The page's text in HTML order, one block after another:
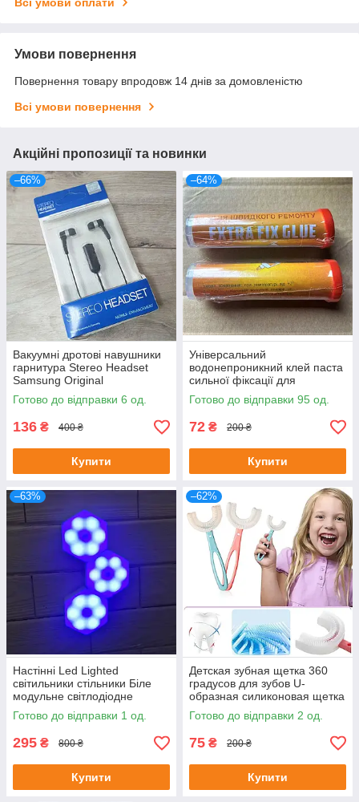
Всі умови оплати
Умови повернення
Повернення товару впродовж 14 днів за домовленістю
Всі умови повернення
Акційні пропозиції та новинки
–66%
Вакуумні дротові навушники
гарнитура Stereo Headset
Samsung Original
Готово до відправки 6 од.
136 ₴ 400 ₴
Купити
–64%
Універсальний
водонепроникний клей паста
сильної фіксації для
швидкого ремонту Extra Fix
Glue
Готово до відправки 95 од.
72 ₴ 200 ₴
Купити
–63%
Настінні Led Lighted
світильники стільники Біле
модульне світлодіодне
підсвічування 3 шт.
Готово до відправки 1 од.
295 ₴ 800 ₴
Купити
–62%
Детская зубная щетка 360
градусов для зубов U-
образная силиконовая щетка
Синий (удлиненная ручка)
Готово до відправки 2 од.
75 ₴ 200 ₴
Купити